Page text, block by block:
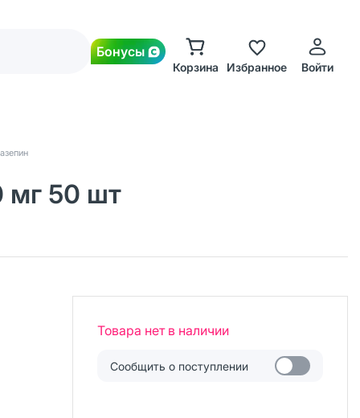
Бонусы
Корзина Избранное Войти
мг 50 шт
Товара нет в наличии
Сообщить о поступлении